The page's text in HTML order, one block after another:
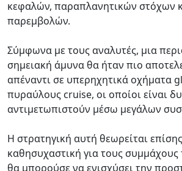
κεφαλών, παραπλανητικών στόχων
παρεμβολών.
Σύμφωνα με τους αναλυτές, μια
σημειακή άμυνα θα ήταν πιο
απέναντι σε υπερηχητικά οχήματα
πυραύλους cruise, οι οποίοι είναι
αντιμετωπιστούν μέσω μεγάλων
Η στρατηγική αυτή θεωρείται
καθησυχαστική για τους
θα μπορούσε να ενισχύσει την